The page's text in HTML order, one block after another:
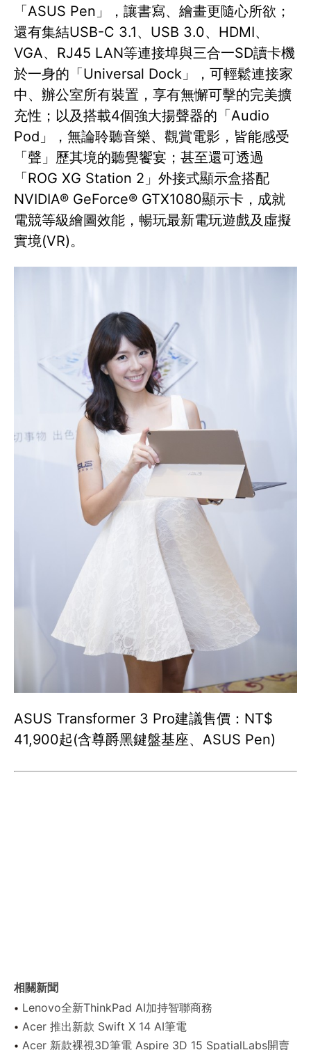
「ASUS Pen」，讓書寫、繪畫更隨心所欲；
還有集結USB-C 3.1、USB 3.0、HDMI、
VGA、RJ45 LAN等連接埠與三合一SD讀卡機
於一身的「Universal Dock」，可輕鬆連接家
中、辦公室所有裝置，享有無懈可擊的完美擴
充性；以及搭載4個強大揚聲器的「Audio
Pod」，無論聆聽音樂、觀賞電影，皆能感受
「聲」歷其境的聽覺饗宴；甚至還可透過
「ROG XG Station 2」外接式顯示盒搭配
NVIDIA® GeForce® GTX1080顯示卡，成就
電競等級繪圖效能，暢玩最新電玩遊戲及虛擬
實境(VR)。
ASUS Transformer 3 Pro建議售價：NT$
41,900起(含尊爵黑鍵盤基座、ASUS Pen)
相關新聞
Lenovo全新ThinkPad AI加持智聯商務
Acer 推出新款 Swift X 14 AI筆電
Acer 新款裸視3D筆電 Aspire 3D 15 SpatialLabs開賣